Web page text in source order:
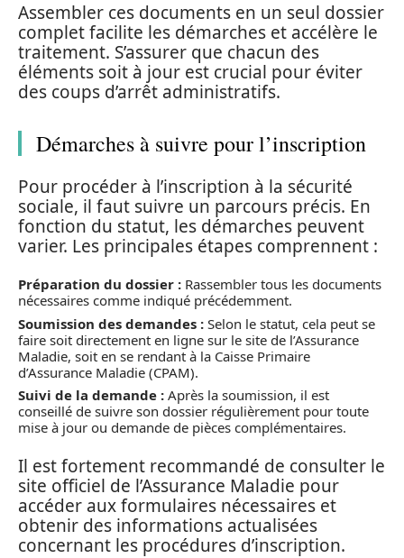
Assembler ces documents en un seul dossier
complet facilite les démarches et accélère le
traitement. S’assurer que chacun des
éléments soit à jour est crucial pour éviter
des coups d’arrêt administratifs.
Démarches à suivre pour l’inscription
Pour procéder à l’inscription à la sécurité
sociale, il faut suivre un parcours précis. En
fonction du statut, les démarches peuvent
varier. Les principales étapes comprennent :
Préparation du dossier : Rassembler tous les documents
nécessaires comme indiqué précédemment.
Soumission des demandes : Selon le statut, cela peut se
faire soit directement en ligne sur le site de l’Assurance
Maladie, soit en se rendant à la Caisse Primaire
d’Assurance Maladie (CPAM).
Suivi de la demande : Après la soumission, il est
conseillé de suivre son dossier régulièrement pour toute
mise à jour ou demande de pièces complémentaires.
Il est fortement recommandé de consulter le
site officiel de l’Assurance Maladie pour
accéder aux formulaires nécessaires et
obtenir des informations actualisées
concernant les procédures d’inscription.